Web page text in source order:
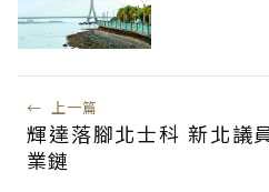
← 上一篇
輝達落腳北士科 新北議
業鏈